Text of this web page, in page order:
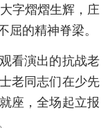
字熠熠生辉，庄
屈的精神脊梁。
看演出的抗战老
老同志们在少先
座，全场起立报